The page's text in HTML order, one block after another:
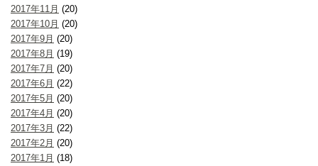
2017年11月 (20)
2017年10月 (20)
2017年9月 (20)
2017年8月 (19)
2017年7月 (20)
2017年6月 (22)
2017年5月 (20)
2017年4月 (20)
2017年3月 (22)
2017年2月 (20)
2017年1月 (18)